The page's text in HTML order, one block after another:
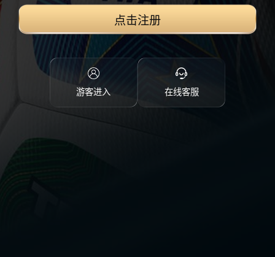
点击注册
游客进入 在线客服